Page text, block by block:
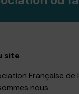
site
Française de
nous